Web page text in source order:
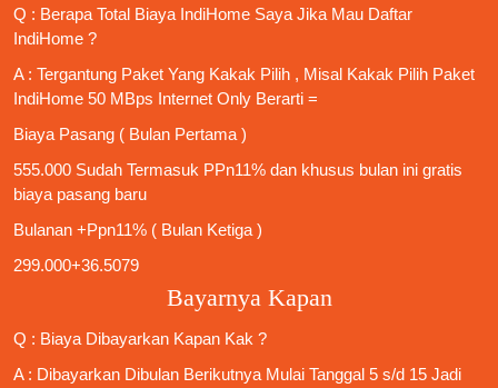
Q : Berapa Total Biaya IndiHome Saya Jika Mau Daftar
IndiHome ?
A : Tergantung Paket Yang Kakak Pilih , Misal Kakak Pilih Paket
IndiHome 50 MBps Internet Only Berarti =
Biaya Pasang ( Bulan Pertama )
555.000 Sudah Termasuk PPn11% dan khusus bulan ini gratis
biaya pasang baru
Bulanan +Ppn11% ( Bulan Ketiga )
299.000+36.5079
Bayarnya Kapan
Q : Biaya Dibayarkan Kapan Kak ?
A : Dibayarkan Dibulan Berikutnya Mulai Tanggal 5 s/d 15 Jadi